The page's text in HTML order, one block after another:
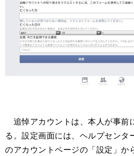
追悼アカウントは、本人が事前
る。設定画面には、ヘルプセンタ
のアカウントページの「設定」か